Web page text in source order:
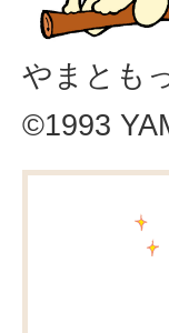
やまとも
©1993